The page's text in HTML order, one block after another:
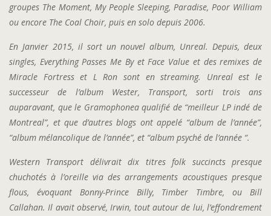
groupes The Moment, My People Sleeping, Paradise, Poor William
ou encore The Coal Choir, puis en solo depuis 2006.
En Janvier 2015, il sort un nouvel album, Unreal. Depuis, deux
singles, Everything Passes Me By et Face Value et des remixes de
Miracle Fortress et L Ron sont en streaming. Unreal est le
successeur de l’album Wester, Transport, sorti trois ans
auparavant, que le Gramophonea qualifié de “meilleur LP indé de
Montreal”, et que d’autres blogs ont appelé “album de l’année”,
“album mélancolique de l’année”, et “album psyché de l’année “.
Western Transport délivrait dix titres folk succincts presque
chuchotés à l’oreille via des arrangements acoustiques presque
flous, évoquant Bonny-Prince Billy, Timber Timbre, ou Bill
Callahan. Il avait observé, Irwin, tout autour de lui, l’effondrement